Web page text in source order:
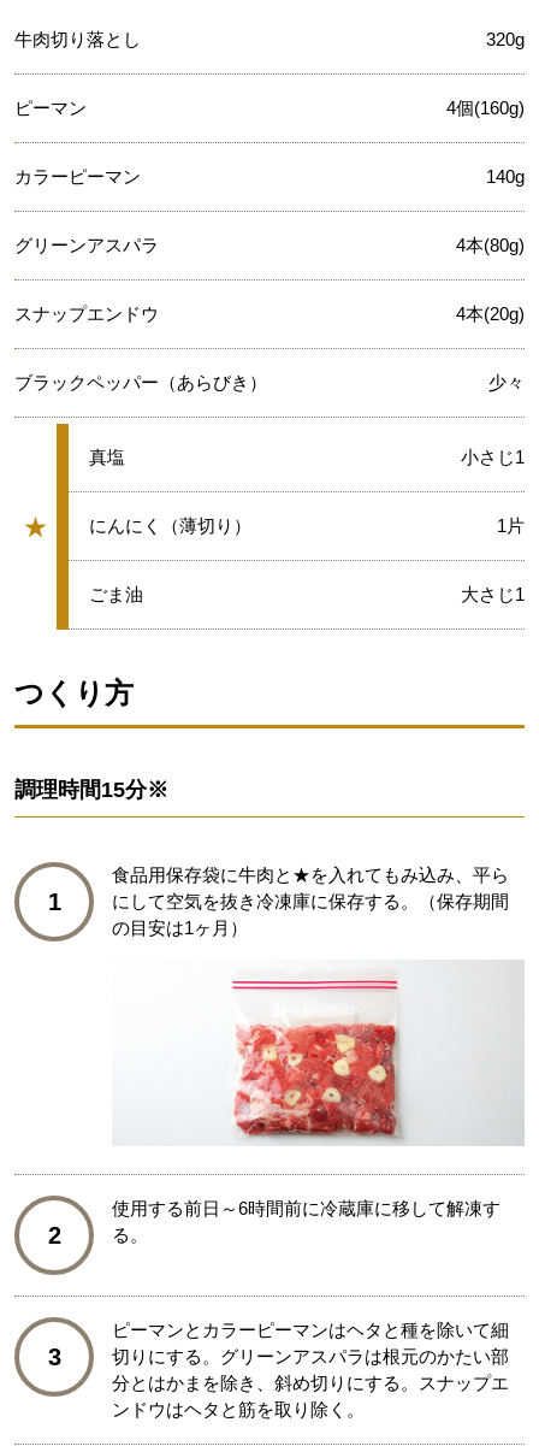
牛肉切り落とし 320g
ピーマン 4個(160g)
カラーピーマン 140g
グリーンアスパラ 4本(80g)
スナップエンドウ 4本(20g)
ブラックペッパー（あらびき） 少々
★
グループ
★
真塩 小さじ1
★
にんにく（薄切り） 1片
★
ごま油 大さじ1
つくり方
調理時間15分※
1
食品用保存袋に牛肉と★を入れてもみ込み、平ら
にして空気を抜き冷凍庫に保存する。（保存期間
の目安は1ヶ月）
2
使用する前日～6時間前に冷蔵庫に移して解凍す
る。
3
ピーマンとカラーピーマンはヘタと種を除いて細
切りにする。グリーンアスパラは根元のかたい部
分とはかまを除き、斜め切りにする。スナップエ
ンドウはヘタと筋を取り除く。